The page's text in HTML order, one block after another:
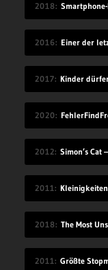
2018
2016 Einer der
2017 Kinder
2020
2012 Simon’s Cat
2011 Kleinigkeiten
2018
2011 Größte